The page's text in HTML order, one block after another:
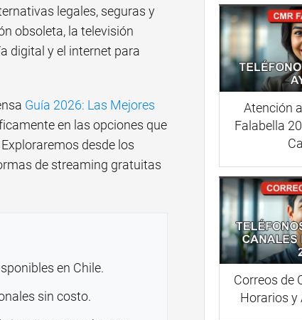
legales, seguras y
obsoleta, la televisión
digital y el internet para
Guía 2026: Las Mejores
en las opciones que
desde los
de streaming gratuitas
en Chile.
sin costo.
Atención
Falabella
Correos de
Horarios y